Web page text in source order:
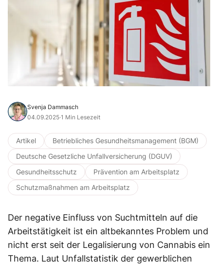
Svenja Dammasch
04.09.2025·1 Min Lesezeit
Artikel
Betriebliches Gesundheitsmanagement (BGM)
Deutsche Gesetzliche Unfallversicherung (DGUV)
Gesundheitsschutz
Prävention am Arbeitsplatz
Schutzmaßnahmen am Arbeitsplatz
Der negative Einfluss von Suchtmitteln auf die
Arbeitstätigkeit ist ein altbekanntes Problem und
nicht erst seit der Legalisierung von Cannabis ein
Thema. Laut Unfallstatistik der gewerblichen